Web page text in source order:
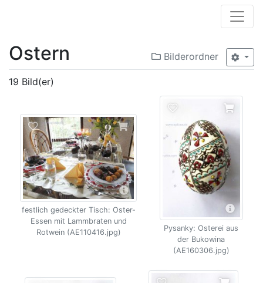
Bilderordner
Ostern
19 Bild(er)
festlich gedeckter Tisch: Oster-
Essen mit Lammbraten und
Rotwein (AE110416.jpg)
Pysanky: Osterei aus
der Bukowina
(AE160306.jpg)